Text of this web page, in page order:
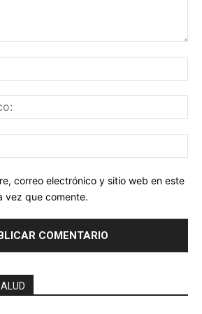
correo electrónico y sitio web en este
vez que comente.